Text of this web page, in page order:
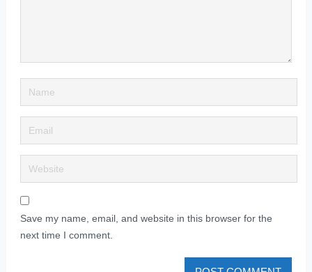
Save my name, email, and website in this browser for the
next time I comment.